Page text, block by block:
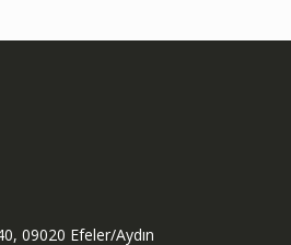
09020 Efeler/Aydın